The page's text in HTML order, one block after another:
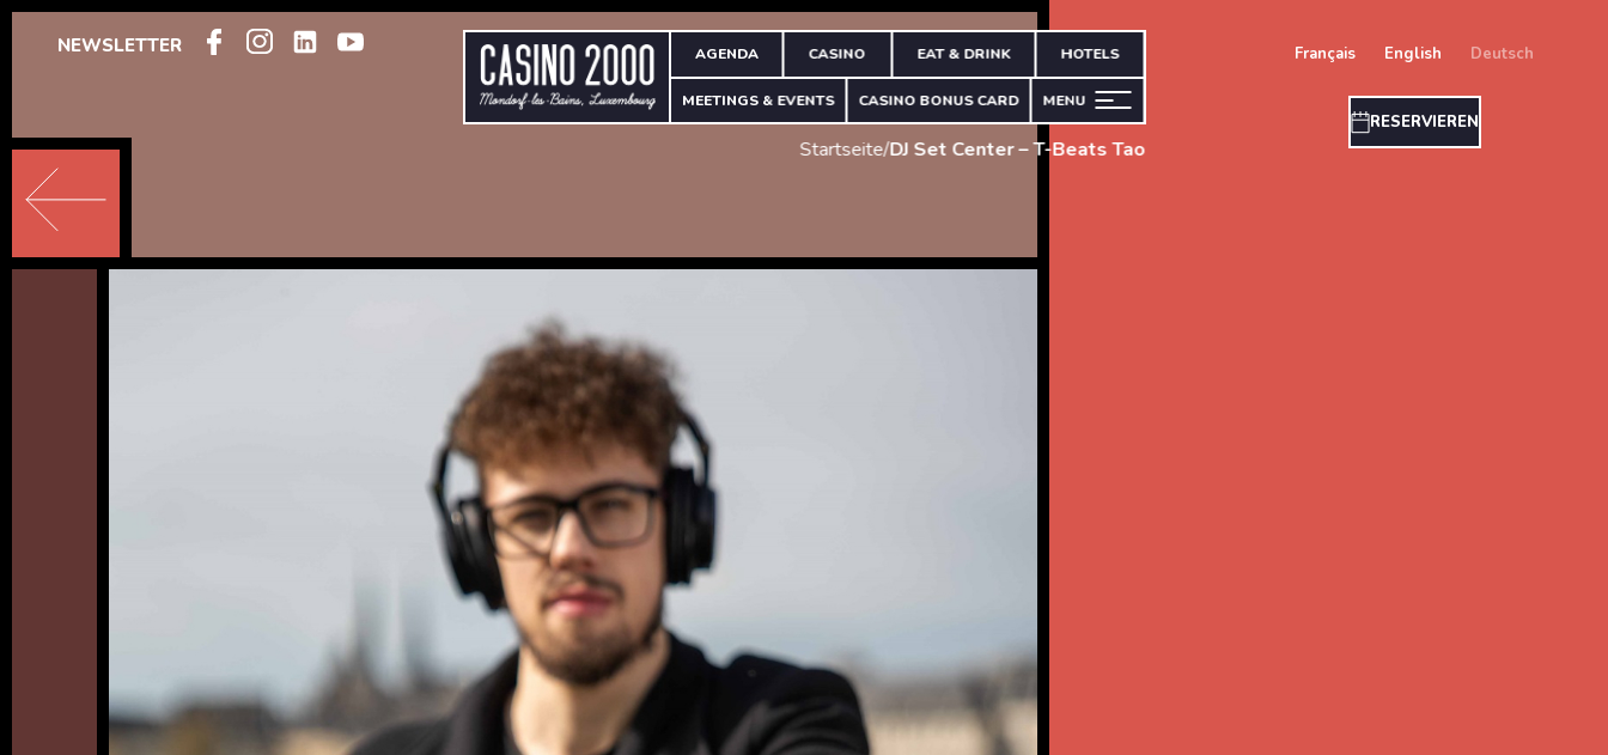
NEWSLETTER AGENDA CASINO EAT & DRINK HOTELS
MEETINGS & EVENTS CASINO BONUS CARD MENU
Startseite/DJ Set Center – T-Beats Tao
français english deutsch
RESERVIEREN